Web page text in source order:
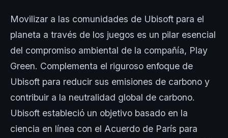
Movilizar a las comunidades de Ubisoft para el
planeta a través de los juegos es un pilar esencial
del compromiso ambiental de la compañía, Play
Green. Complementa el riguroso enfoque de
Ubisoft para reducir sus emisiones de carbono y
contribuir a la neutralidad global de carbono.
Ubisoft estableció un objetivo basado en la
ciencia en línea con el Acuerdo de París para